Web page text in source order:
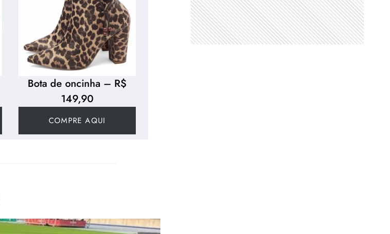
Bota de oncinha – R$
149,90
COMPRE AQUI